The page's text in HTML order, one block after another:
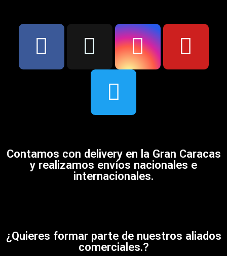
Contamos con delivery en la Gran Caracas
y realizamos envíos nacionales e
internacionales.
¿Quieres formar parte de nuestros aliados
comerciales.?